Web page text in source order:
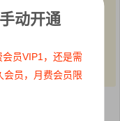
均为成年女性正常写真
赏学习;
联网，版权归原作者所
24小时内删除。
侵犯您的权益的作
改。
动开通
员VIP1，还是需
会员，月费会员限